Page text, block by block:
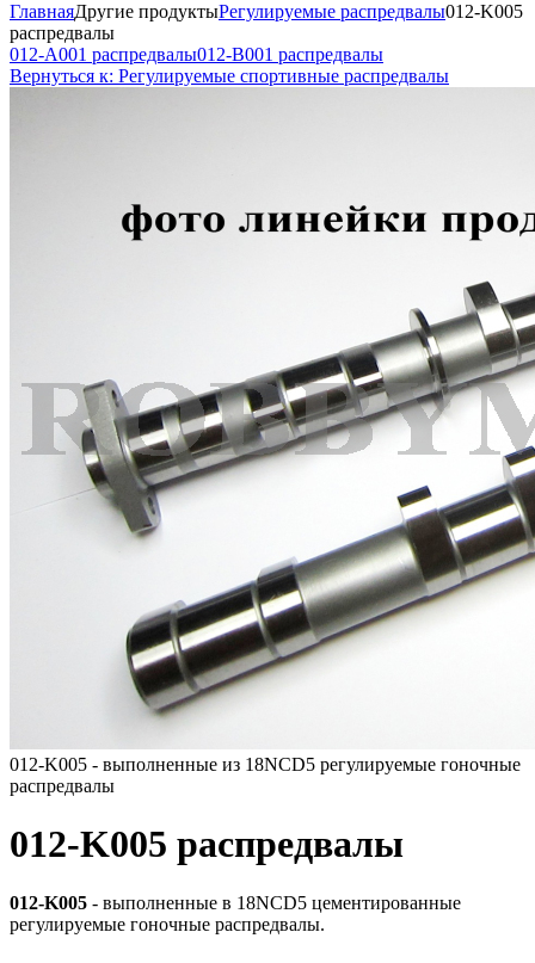
ГлавнаяДругие продуктыРегулируемые распредвалы012-K005
распредвалы
012-A001 распредвалы012-B001 распредвалы
Вернуться к: Регулируемые спортивные распредвалы
012-K005 - выполненные из 18NCD5 регулируемые гоночные
распредвалы
012-K005 распредвалы
012-K005 - выполненные в 18NCD5 цементированные
регулируемые гоночные распредвалы.